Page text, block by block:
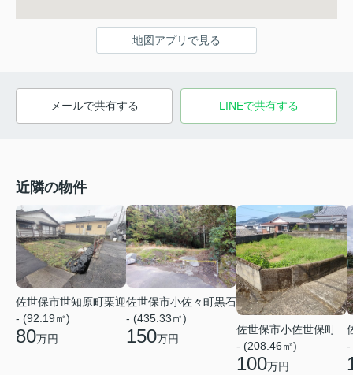
地図アプリで見る
メールで共有する LINEで共有する
近隣の物件
佐世保市世知原町栗迎
- (92.19㎡)
80万円
佐世保市小佐々町黒石
- (435.33㎡)
150万円
佐世保市小佐世保町
- (208.46㎡)
100万円
-